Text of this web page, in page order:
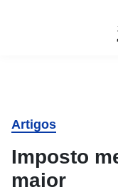
Artigos
Imposto
maior